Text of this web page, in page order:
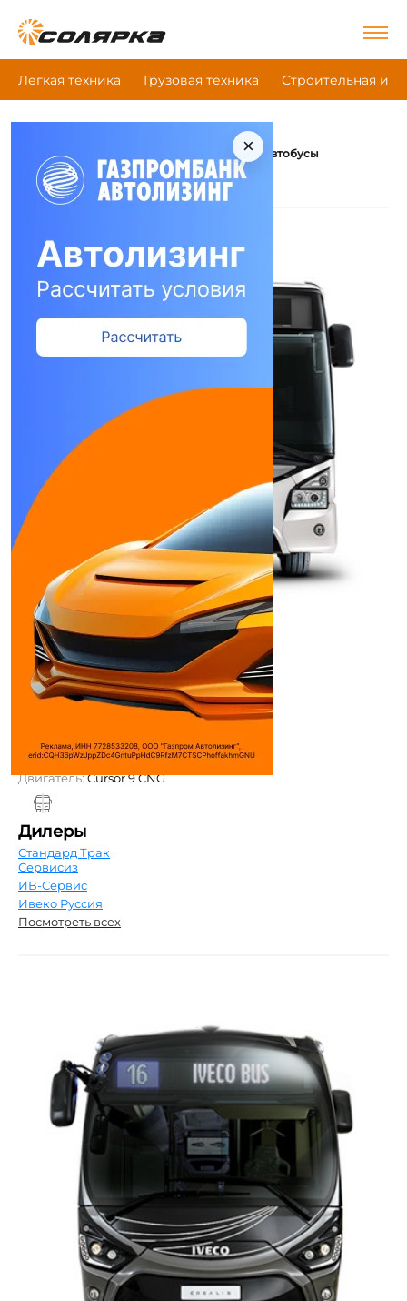
Легкая техника Грузовая техника Строительная и
×
Главная Iveco Автобусы
Iveco Автобусы
IVECO URBANWAY
Автобусы
Макс. мощность:310-400 л.с.
при ...
Используемое топливо:Дизель
Двигатель:Cursor 9 CNG
Дилеры
Стандард Трак
Сервисиз
ИВ-Сервис
Ивеко Руссия
Посмотреть всех